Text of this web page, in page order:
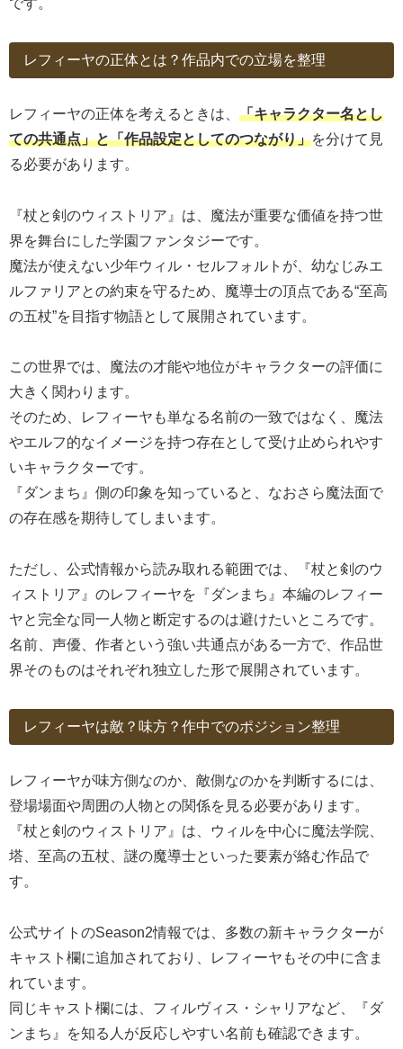
です。
レフィーヤの正体とは？作品内での立場を整理
レフィーヤの正体を考えるときは、 「キャラクター名とし
ての共通点」と「作品設定としてのつながり」を分けて見
る必要があります。
『杖と剣のウィストリア』は、魔法が重要な価値を持つ世
界を舞台にした学園ファンタジーです。
魔法が使えない少年ウィル・セルフォルトが、幼なじみエ
ルファリアとの約束を守るため、魔導士の頂点である“至高
の五杖”を目指す物語として展開されています。
この世界では、魔法の才能や地位がキャラクターの評価に
大きく関わります。
そのため、レフィーヤも単なる名前の一致ではなく、魔法
やエルフ的なイメージを持つ存在として受け止められやす
いキャラクターです。
『ダンまち』側の印象を知っていると、なおさら魔法面で
の存在感を期待してしまいます。
ただし、公式情報から読み取れる範囲では、『杖と剣のウ
ィストリア』のレフィーヤを『ダンまち』本編のレフィー
ヤと完全な同一人物と断定するのは避けたいところです。
名前、声優、作者という強い共通点がある一方で、作品世
界そのものはそれぞれ独立した形で展開されています。
レフィーヤは敵？味方？作中でのポジション整理
レフィーヤが味方側なのか、敵側なのかを判断するには、
登場場面や周囲の人物との関係を見る必要があります。
『杖と剣のウィストリア』は、ウィルを中心に魔法学院、
塔、至高の五杖、謎の魔導士といった要素が絡む作品で
す。
公式サイトのSeason2情報では、多数の新キャラクターが
キャスト欄に追加されており、レフィーヤもその中に含ま
れています。
同じキャスト欄には、フィルヴィス・シャリアなど、『ダ
ンまち』を知る人が反応しやすい名前も確認できます。